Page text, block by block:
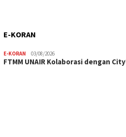
E-KORAN
E-KORAN 03/08/2026
FTMM UNAIR Kolaborasi dengan